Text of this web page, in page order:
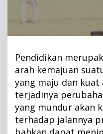
a
p
e
Pendidikan
arah kemajuan
yang maju dan
terjadinya
yang mundur akan
terhadap jalannya